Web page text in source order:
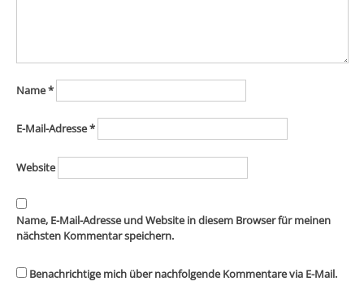
Name*
E-Mail-Adresse*
Website
Name, E-Mail-Adresse und Website in diesem Browser für meinen
nächsten Kommentar speichern.
Benachrichtige mich über nachfolgende Kommentare via E-Mail.